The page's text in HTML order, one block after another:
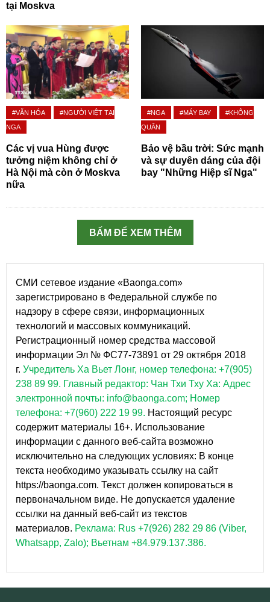
tại Moskva
#VĂN HÓA
#NGƯỜI VIỆT TẠI
NGA
Các vị vua Hùng được
tưởng niệm không chỉ ở
Hà Nội mà còn ở Moskva
nữa
#NGA #MÁY BAY
#KHÔNG
QUÂN
Bảo vệ bầu trời: Sức mạnh
và sự duyên dáng của đội
bay "Những Hiệp sĩ Nga"
BẤM ĐỂ XEM THÊM
СМИ сетевое издание «Baonga.com»
зарегистрировано в Федеральной службе по
надзору в сфере связи, информационных
технологий и массовых коммуникаций.
Регистрационный номер средства массовой
информации Эл № ФС77-73891 от 29 октября 2018
г. Учредитель Ха Вьет Лонг, номер телефона: +7(905)
238 89 99. Главный редактор: Чан Тхи Тху Ха: Адрес
электронной почты: info@baonga.com; Номер
телефона: +7(960) 222 19 99. Настоящий ресурс
содержит материалы 16+. Использование
информации с данного веб-сайта возможно
исключительно на следующих условиях: В конце
текста необходимо указывать ссылку на сайт
https://baonga.com. Текст должен копироваться в
первоначальном виде. Не допускается удаление
ссылки на данный веб-сайт из текстов
материалов. Реклама: Rus +7(926) 282 29 86 (Viber,
Whatsapp, Zalo); Вьетнам +84.979.137.386.